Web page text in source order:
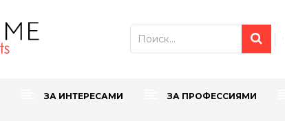
ЗА ИНТЕРЕСАМИ ЗА ПРОФЕССИЯМИ